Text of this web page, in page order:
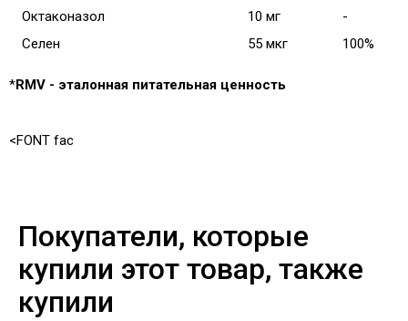
Октаконазол 10 мг
-
Селен
55 мкг 100%
*RMV - эталонная питательная ценность
<FONT fac
Покупатели, которые
купили этот товар, также
купили